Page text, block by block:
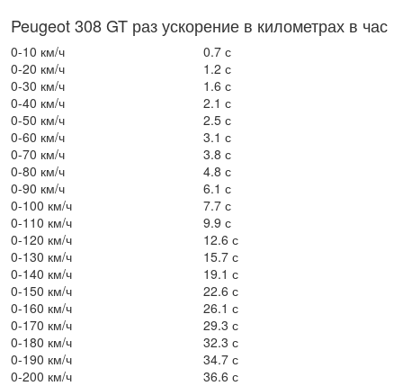
Peugeot 308 GT раз ускорение в километрах в час
0-10 км/ч
0.7 с
0-20 км/ч
1.2 с
0-30 км/ч
1.6 с
0-40 км/ч
2.1 с
0-50 км/ч
2.5 с
0-60 км/ч
3.1 с
0-70 км/ч
3.8 с
0-80 км/ч
4.8 с
0-90 км/ч
6.1 с
0-100 км/ч
7.7 с
0-110 км/ч
9.9 с
0-120 км/ч
12.6 с
0-130 км/ч
15.7 с
0-140 км/ч
19.1 с
0-150 км/ч
22.6 с
0-160 км/ч
26.1 с
0-170 км/ч
29.3 с
0-180 км/ч
32.3 с
0-190 км/ч
34.7 с
0-200 км/ч
36.6 с